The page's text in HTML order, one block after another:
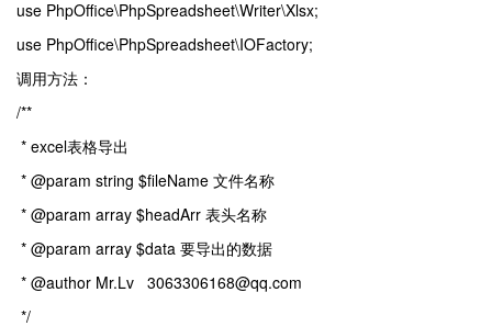
use PhpOffice\PhpSpreadsheet\Writer\Xlsx;
use PhpOffice\PhpSpreadsheet\IOFactory;
调用方法：
/**
* excel表格导出
* @param string $fileName 文件名称
* @param array $headArr 表头名称
* @param array $data 要导出的数据
* @author Mr.Lv 3063306168@qq.com
*/